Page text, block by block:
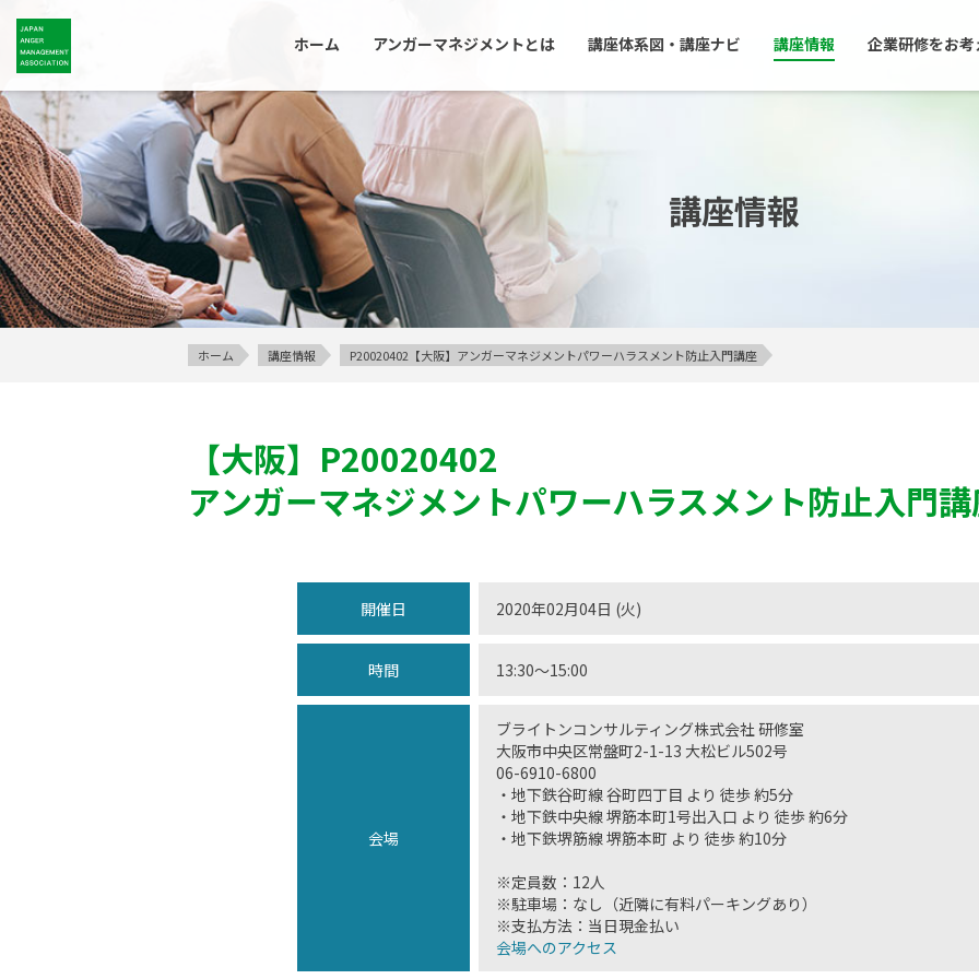
ホーム アンガーマネジメントとは 講座体系図・講座ナビ 講座情報 企業研修をお
講座情報
ホーム 講座情報 P20020402【大阪】アンガーマネジメントパワーハラスメント防止入門講座
【大阪】 P20020402
アンガーマネジメントパワーハラスメント防止入門
開催日 2020年02月04日 (火)
時間 13:30〜15:00
会場
ブライトンコンサルティング株式会社 研修室
大阪市中央区常盤町2-1-13 大松ビル502号
06-6910-6800
・地下鉄谷町線 谷町四丁目 より 徒歩 約5分
・地下鉄中央線 堺筋本町1号出入口 より 徒歩 約6分
・地下鉄堺筋線 堺筋本町 より 徒歩 約10分
※定員数：12人
※駐車場：なし（近隣に有料パーキングあり）
※支払方法：当日現金払い
会場へのアクセス